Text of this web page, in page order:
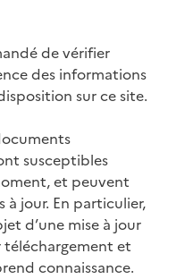
de vérifier
des informations
sur ce site.
susceptibles
et peuvent
à jour. En particulier,
d’une mise à jour
et
connaissance.